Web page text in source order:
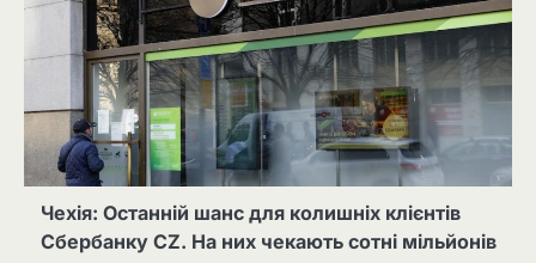
Чехія: Останній шанс для колишніх клієнтів
Сбербанку CZ. На них чекають сотні мільйонів